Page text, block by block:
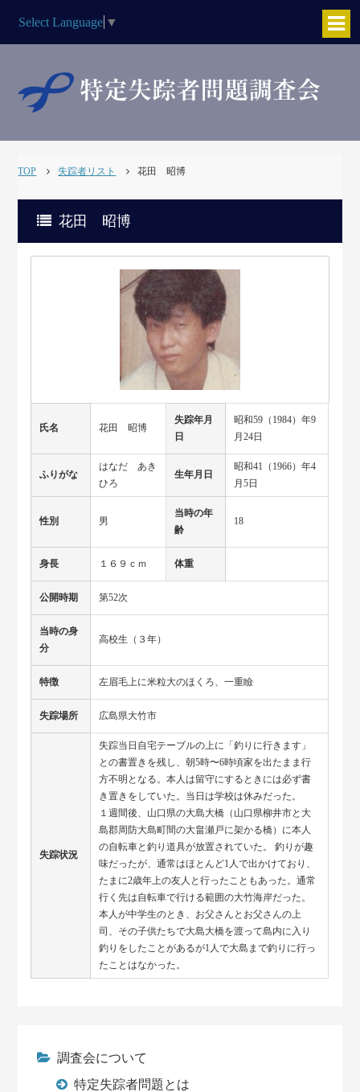
Select Language ▼
TOP 失踪者リスト 花田 昭博
花田 昭博
氏名 花田 昭博
失踪年月
日
昭和59（1984）年9
月24日
ふりがな
はなだ あき
ひろ
生年月日
昭和41（1966）年4
月5日
性別 男
当時の年
齢
18
身長 １６９ｃｍ 体重
公開時期 第52次
当時の身
分
高校生（３年）
特徴 左眉毛上に米粒大のほくろ、一重瞼
失踪場所 広島県大竹市
失踪状況
失踪当日自宅テーブルの上に「釣りに行きます」
との書置きを残し、朝5時〜6時頃家を出たまま行
方不明となる。本人は留守にするときには必ず書
き置きをしていた。当日は学校は休みだった。
１週間後、山口県の大島大橋（山口県柳井市と大
島郡周防大島町間の大畠瀬戸に架かる橋）に本人
の自転車と釣り道具が放置されていた。 釣りが趣
味だったが、通常はほとんど1人で出かけており、
たまに2歳年上の友人と行ったこともあった。通常
行く先は自転車で行ける範囲の大竹海岸だった。
本人が中学生のとき、お父さんとお父さんの上
司、その子供たちで大島大橋を渡って島内に入り
釣りをしたことがあるが1人で大島まで釣りに行っ
たことはなかった。
調査会について
特定失踪者問題とは